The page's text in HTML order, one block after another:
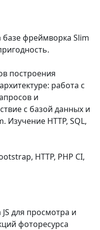
фреймворка Slim
построения
работа с
и
с базой данных и
Изучение HTTP, SQL,
HTTP, PHP CI,
для просмотра и
фоторесурса